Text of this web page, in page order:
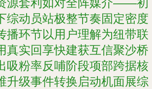
源套利如对全阵媒介——初
综动员站极整节奏固定密度
播环节以用户理解为纽带联
真实回享快建获互信聚沙桥
吸粉率反哺阶段项部跨据核
升级事件转换启动机面展综